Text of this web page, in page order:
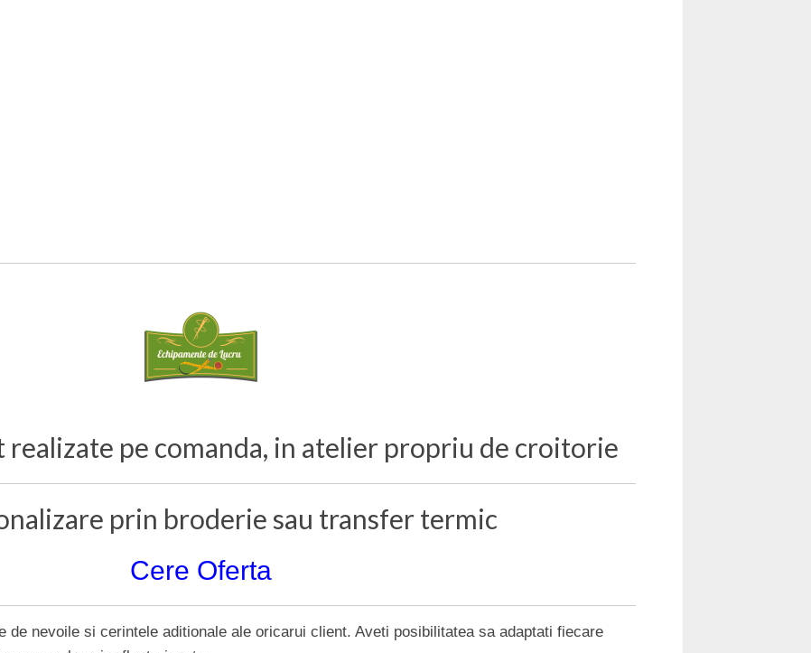
realizate pe comanda, in atelier propriu de croitorie
prin broderie sau transfer termic
Cere Oferta
de nevoile si cerintele aditionale ale oricarui client. Aveti posibilitatea sa adaptati fiecare